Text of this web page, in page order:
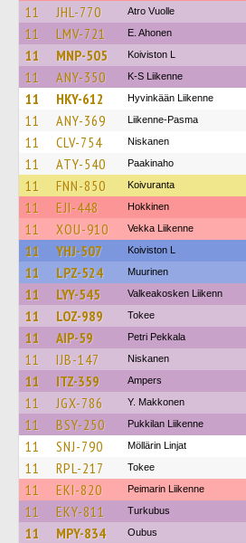
11 JHL-770 Atro Vuolle
11 LMV-721 E. Ahonen
11 MNP-505 Koiviston L
11 ANY-350 K-S Liikenne
11 HKY-612 Hyvinkään Liikenne
11 ANY-369 Liikenne-Pasma
11 CLV-754 Niskanen
11 ATY-540 Paakinaho
11 FNN-850 Koivuranta
11 EJI-448 Hokkinen
11 XOU-910 Vekka Liikenne
11 YHJ-507 Koiviston L
11 LPZ-524 Muurinen
11 LYY-545 Valkeakosken Liikenn
11 LOZ-989 Tokee
11 AIP-59 Petri Pekkala
11 IJB-147 Niskanen
11 ITZ-359 Ampers
11 JGX-786 Y. Makkonen
11 BSY-250 Pukkilan Liikenne
11 SNJ-790 Möllärin Linjat
11 RPL-217 Tokee
11 EKI-820 Peimarin Liikenne
11 EKY-811 Turkubus
11 MPY-834 Oubus